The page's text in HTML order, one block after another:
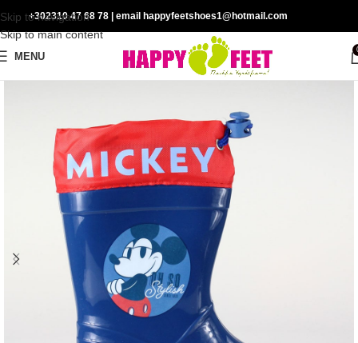
Skip to navigation
Skip to main content
+302310 47 68 78 | email happyfeetshoes1@hotmail.com
MENU